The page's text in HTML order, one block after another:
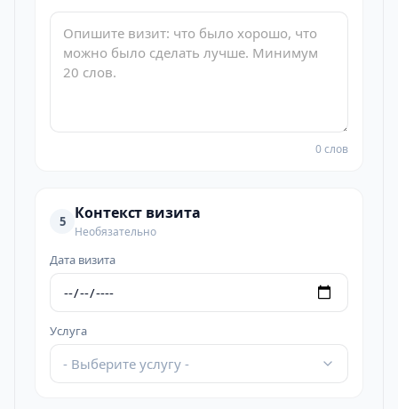
0 слов
5 Контекст визита
Необязательно
Дата визита
Услуга
- Выберите услугу -